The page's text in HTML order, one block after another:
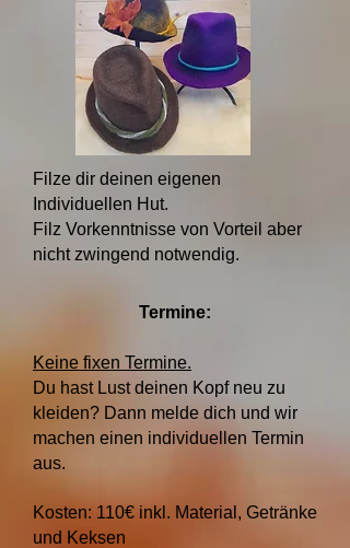
Filze dir deinen eigenen
Individuellen Hut.
Filz Vorkenntnisse von Vorteil aber
nicht zwingend notwendig.
Termine:
Keine fixen Termine.
Du hast Lust deinen Kopf neu zu
kleiden? Dann melde dich und wir
machen einen individuellen Termin
aus.
Kosten: 110€ inkl. Material, Getränke
und Keksen